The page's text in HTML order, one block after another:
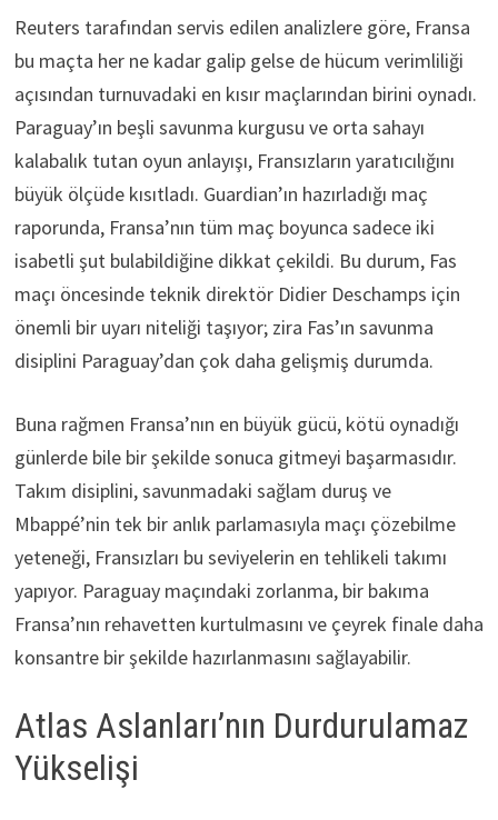
Reuters tarafından servis edilen analizlere göre, Fransa
bu maçta her ne kadar galip gelse de hücum verimliliği
açısından turnuvadaki en kısır maçlarından birini oynadı.
Paraguay’ın beşli savunma kurgusu ve orta sahayı
kalabalık tutan oyun anlayışı, Fransızların yaratıcılığını
büyük ölçüde kısıtladı. Guardian’ın hazırladığı maç
raporunda, Fransa’nın tüm maç boyunca sadece iki
isabetli şut bulabildiğine dikkat çekildi. Bu durum, Fas
maçı öncesinde teknik direktör Didier Deschamps için
önemli bir uyarı niteliği taşıyor; zira Fas’ın savunma
disiplini Paraguay’dan çok daha gelişmiş durumda.
Buna rağmen Fransa’nın en büyük gücü, kötü oynadığı
günlerde bile bir şekilde sonuca gitmeyi başarmasıdır.
Takım disiplini, savunmadaki sağlam duruş ve
Mbappé’nin tek bir anlık parlamasıyla maçı çözebilme
yeteneği, Fransızları bu seviyelerin en tehlikeli takımı
yapıyor. Paraguay maçındaki zorlanma, bir bakıma
Fransa’nın rehavetten kurtulmasını ve çeyrek finale daha
konsantre bir şekilde hazırlanmasını sağlayabilir.
Atlas Aslanları’nın Durdurulamaz
Yükselişi